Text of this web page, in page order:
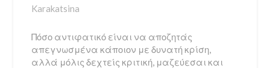
Karakatsina
Πόσο αντιφατικό είναι να αποζητάς
απεγνωσμένα κάποιον με δυνατή κρίση,
αλλά μόλις δεχτείς κριτική, μαζεύεσαι και